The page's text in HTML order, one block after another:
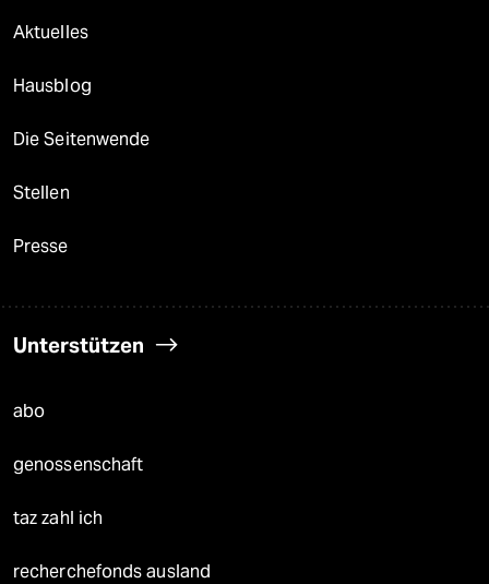
Aktuelles
Hausblog
Die Seitenwende
Stellen
Presse
Unterstützen
abo
genossenschaft
taz zahl ich
recherchefonds ausland